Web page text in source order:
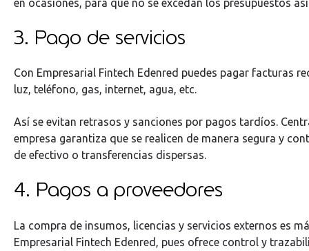
3. Pago de servicios
Con Empresarial Fintech Edenred puedes pagar facturas
luz, teléfono, gas, internet, agua, etc.
Así se evitan retrasos y sanciones por pagos tardíos.
empresa garantiza que se realicen de manera segura y
de efectivo o transferencias dispersas.
4. Pagos a proveedores
La compra de insumos, licencias y servicios externos es
Empresarial Fintech Edenred, pues ofrece control y